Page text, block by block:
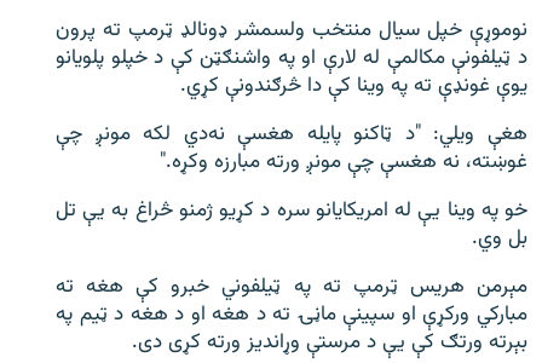
د ازادې اروپا/ ازادي راډيو ټولې پاڼې
نوموړې خپل سیال منتخب ولسمشر ډونالډ ټرمپ ته پرون
د ټیلفونې مکالمې له لارې او په واشنګټن کې د خپلو پلویانو
یوې غونډې ته په وینا کې دا څرګندونې کړي.
هغې ویلي: "د ټاکنو پایله هغسې نه‌دي لکه مونږ چې
غوښته، نه هغسې چې مونږ ورته مبارزه وکړه."
خو په وینا یې له امریکایانو سره د کړیو ژمنو څراغ به یې تل
بل وي.
مېرمن هریس ټرمپ ته په ټیلفوني خبرو کې هغه ته
مبارکي ورکړې او سپینې ماڼۍ ته د هغه او د هغه د ټیم په
بېرته ورتګ کې یې د مرستې وړاندیز ورته کړی دی.